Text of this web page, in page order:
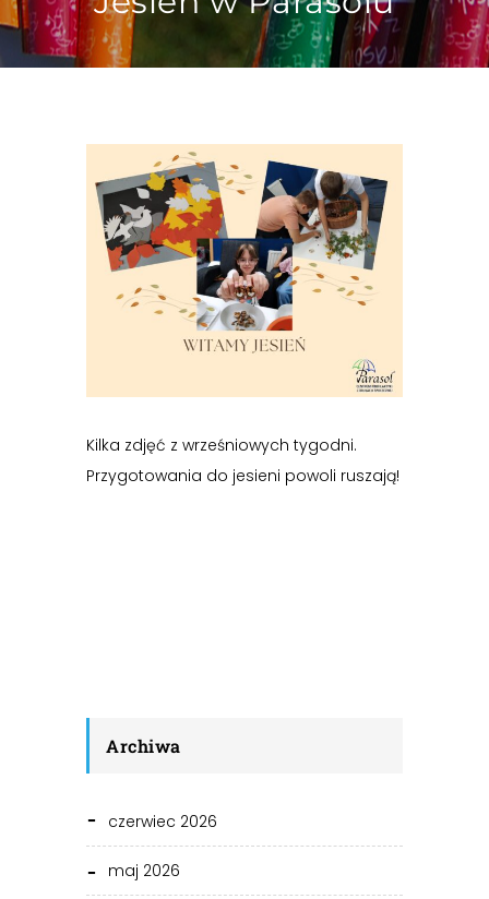
Kilka zdjęć z wrześniowych tygodni.
Przygotowania do jesieni powoli ruszają!
Archiwa
czerwiec 2026
maj 2026